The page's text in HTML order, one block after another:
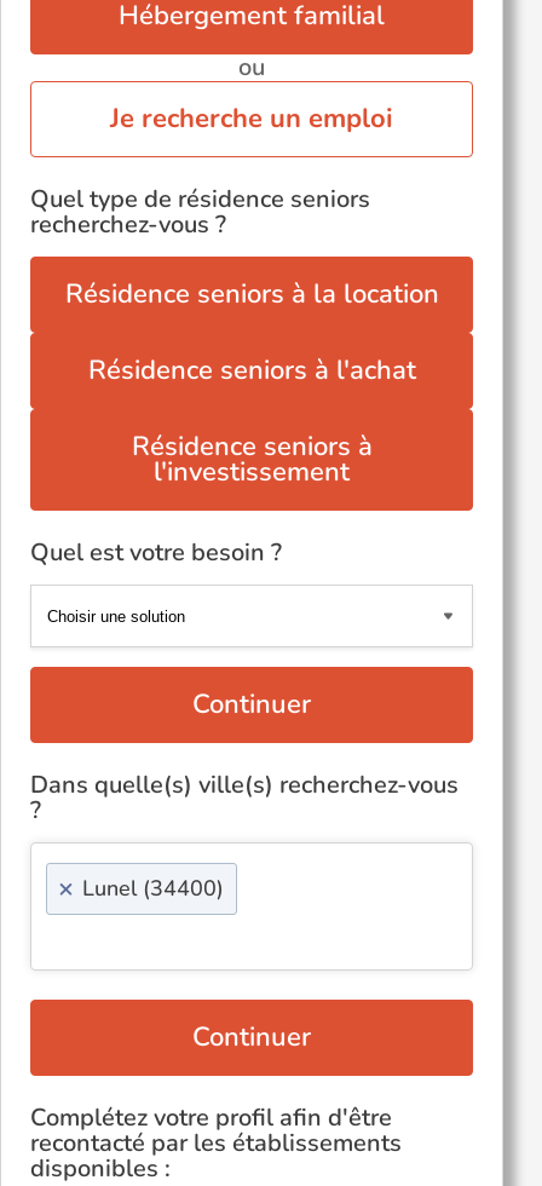
Hébergement familial
ou
Je recherche un emploi
Quel type de résidence seniors
recherchez-vous ?
Résidence seniors à la location
Résidence seniors à l'achat
Résidence seniors à
l'investissement
Quel est votre besoin ?
Continuer
Dans quelle(s) ville(s) recherchez-vous
?
× Lunel (34400)
Continuer
Complétez votre profil afin d'être
recontacté par les établissements
disponibles :